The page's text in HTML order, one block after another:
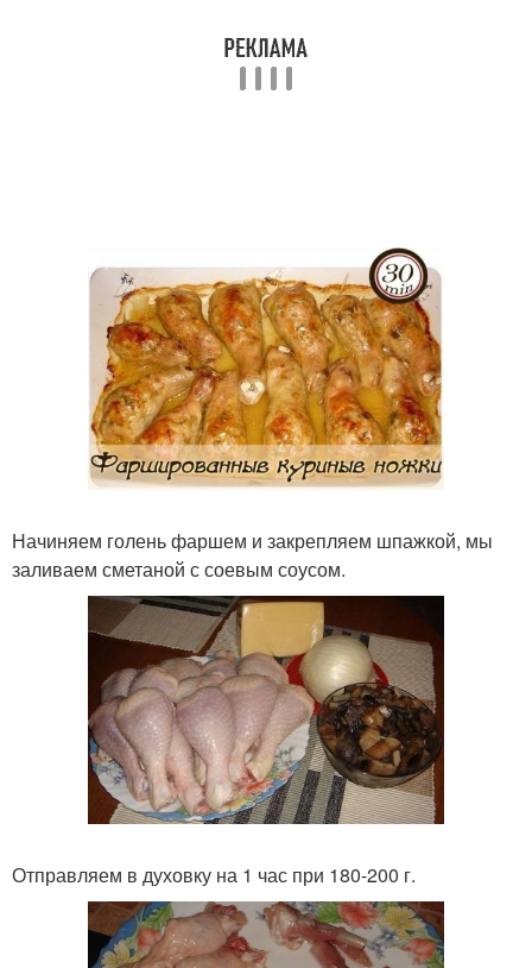
Начиняем голень фаршем и закрепляем шпажкой, мы
заливаем сметаной с соевым соусом.
Отправляем в духовку на 1 час при 180-200 г.